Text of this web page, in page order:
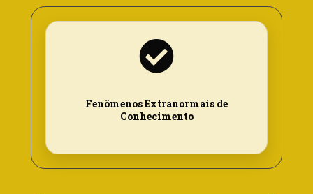
Fenômenos Extranormais de
Conhecimento